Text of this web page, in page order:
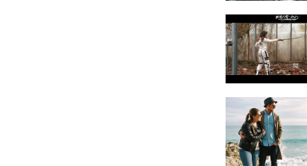
Amministrazione trasparente